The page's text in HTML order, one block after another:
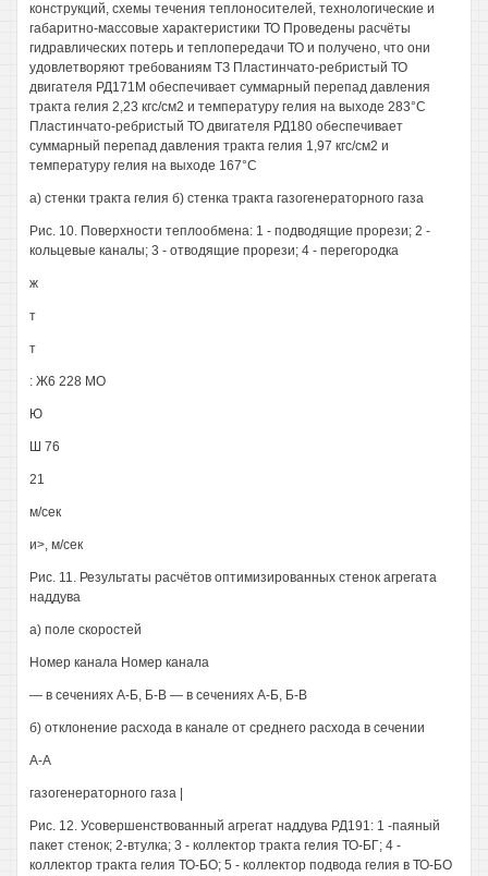
конструкций, схемы течения теплоносителей, технологические и
габаритно-массовые характеристики ТО Проведены расчёты
гидравлических потерь и теплопередачи ТО и получено, что они
удовлетворяют требованиям ТЗ Пластинчато-ребристый ТО
двигателя РД171М обеспечивает суммарный перепад давления
тракта гелия 2,23 кгс/см2 и температуру гелия на выходе 283°С
Пластинчато-ребристый ТО двигателя РД180 обеспечивает
суммарный перепад давления тракта гелия 1,97 кгс/см2 и
температуру гелия на выходе 167°С
а) стенки тракта гелия б) стенка тракта газогенераторного газа
Рис. 10. Поверхности теплообмена: 1 - подводящие прорези; 2 -
кольцевые каналы; 3 - отводящие прорези; 4 - перегородка
ж
т
т
: Ж6 228 МО
Ю
Ш 76
21
м/сек
и>, м/сек
Рис. 11. Результаты расчётов оптимизированных стенок агрегата
наддува
а) поле скоростей
Номер канала Номер канала
— в сечениях А-Б, Б-В — в сечениях А-Б, Б-В
б) отклонение расхода в канале от среднего расхода в сечении
А-А
газогенераторного газа |
Рис. 12. Усовершенствованный агрегат наддува РД191: 1 -паяный
пакет стенок; 2-втулка; 3 - коллектор тракта гелия ТО-БГ; 4 -
коллектор тракта гелия ТО-БО; 5 - коллектор подвода гелия в ТО-БО